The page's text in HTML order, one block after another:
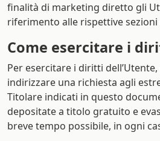
finalità di marketing diretto gli
riferimento alle rispettive
Come esercitare i
Per esercitare i diritti
indirizzare una richiesta agli
Titolare indicati in questo
depositate a titolo gratuito e
breve tempo possibile, in ogni